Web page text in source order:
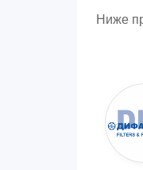
Ниже